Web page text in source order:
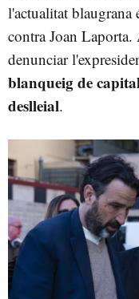
l'actualitat blaugrana
contra Joan
denunciar
blanqueig de
deslleial.